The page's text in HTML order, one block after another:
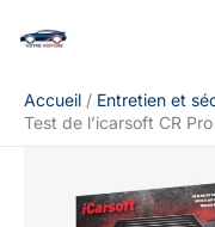
Accueil
Entretien et
Test de l’icarsoft CR